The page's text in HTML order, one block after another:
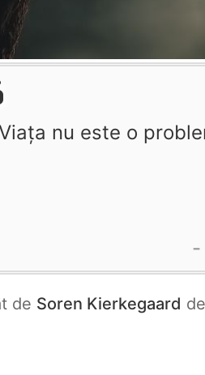
nu este o
de Soren Kierkegaard